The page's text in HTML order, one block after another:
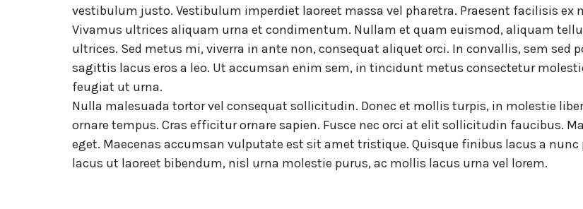
vestibulum justo. Vestibulum imperdiet laoreet massa vel pharetra. Praesent facilisis ex
Vivamus ultrices aliquam urna et condimentum. Nullam et quam euismod, aliquam
ultrices. Sed metus mi, viverra in ante non, consequat aliquet orci. In convallis, sem
sagittis lacus eros a leo. Ut accumsan enim sem, in tincidunt metus consectetur
feugiat ut urna.
Nulla malesuada tortor vel consequat sollicitudin. Donec et mollis turpis, in molestie
ornare tempus. Cras efficitur ornare sapien. Fusce nec orci at elit sollicitudin faucibus.
eget. Maecenas accumsan vulputate est sit amet tristique. Quisque finibus lacus a
lacus ut laoreet bibendum, nisl urna molestie purus, ac mollis lacus urna vel lorem.